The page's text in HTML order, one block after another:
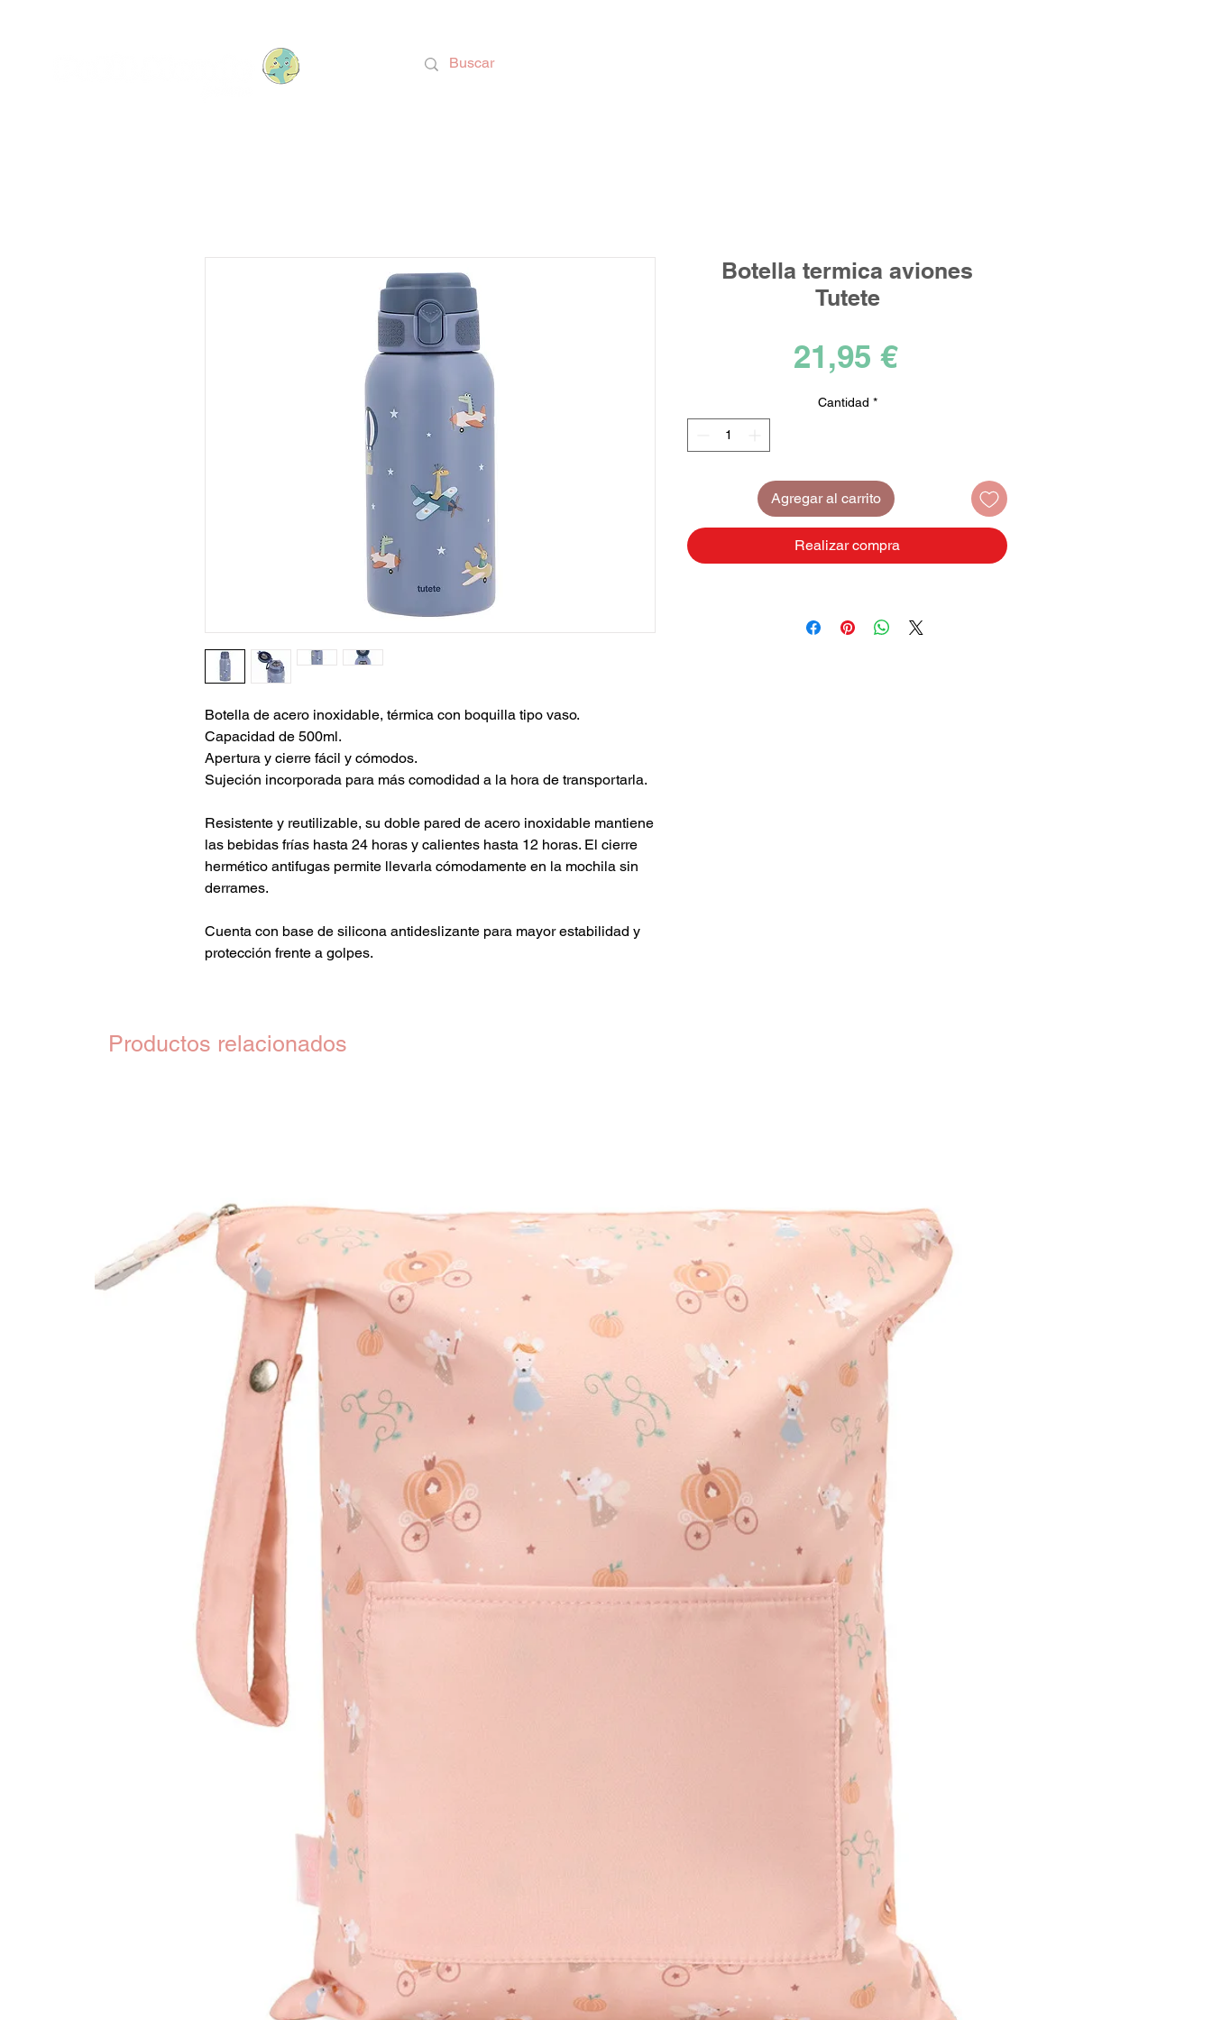
Botella de acero inoxidable, térmica con boquilla tipo vaso.
Capacidad de 500ml.
Apertura y cierre fácil y cómodos.
Sujeción incorporada para más comodidad a la hora de transportarla.
Resistente y reutilizable, su doble pared de acero inoxidable mantiene
las bebidas frías hasta 24 horas y calientes hasta 12 horas. El cierre
hermético antifugas permite llevarla cómodamente en la mochila sin
derrames.
Cuenta con base de silicona antideslizante para mayor estabilidad y
protección frente a golpes.
Botella termica aviones
Tutete
21,95 €Precio
Cantidad *
Agregar al carrito
Realizar compra
Productos relacionados